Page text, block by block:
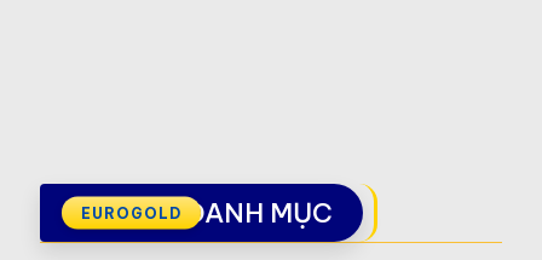
DANH MỤC